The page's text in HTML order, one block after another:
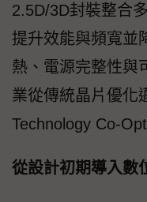
2.5D/3D封裝整合
提升效能與頻寬並
熱、電源完整性與
業從傳統晶片優化
Technology Co-
從設計初期導入數